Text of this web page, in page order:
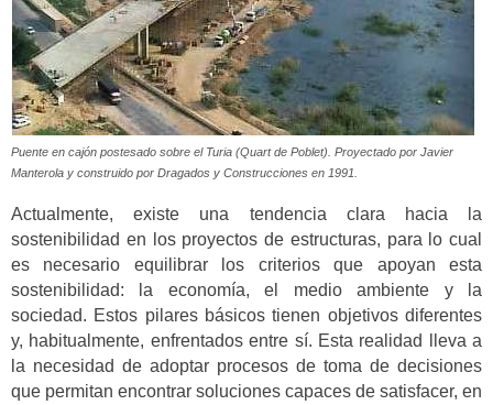
Puente en cajón postesado sobre el Turia (Quart de Poblet). Proyectado por Javier
Manterola y construido por Dragados y Construcciones en 1991.
Actualmente, existe una tendencia clara hacia la
sostenibilidad en los proyectos de estructuras, para lo cual
es necesario equilibrar los criterios que apoyan esta
sostenibilidad: la economía, el medio ambiente y la
sociedad. Estos pilares básicos tienen objetivos diferentes
y, habitualmente, enfrentados entre sí. Esta realidad lleva a
la necesidad de adoptar procesos de toma de decisiones
que permitan encontrar soluciones capaces de satisfacer, en